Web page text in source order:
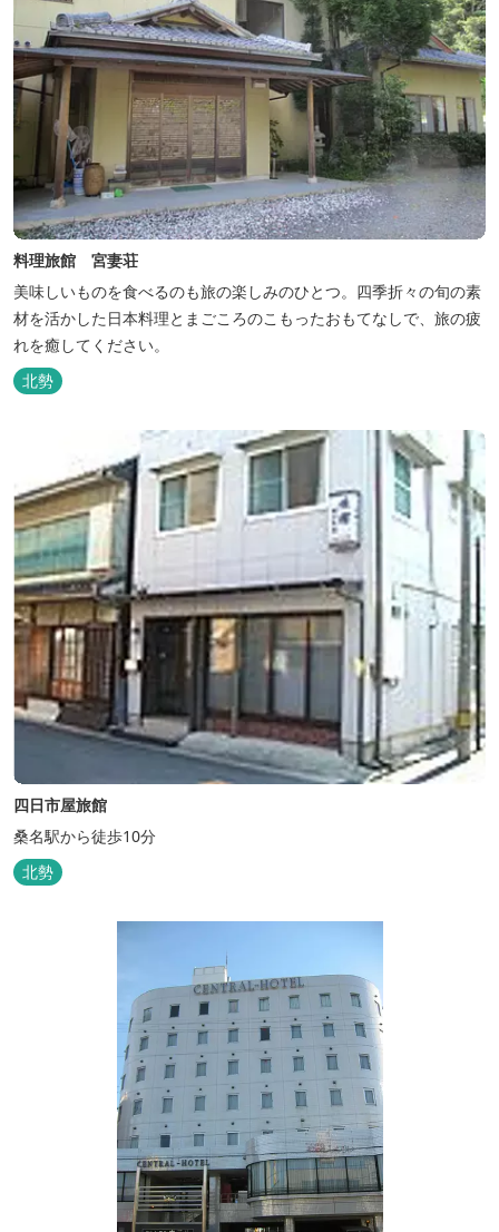
料理旅館 宮妻荘
美味しいものを食べるのも旅の楽しみのひとつ。四季折々の旬の素
材を活かした日本料理とまごころのこもったおもてなしで、旅の疲
れを癒してください。
北勢
四日市屋旅館
桑名駅から徒歩10分
北勢